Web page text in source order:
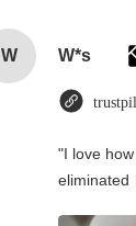
W W*s
"I love
eliminated